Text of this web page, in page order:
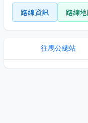
路線資訊 路線
往馬公總站